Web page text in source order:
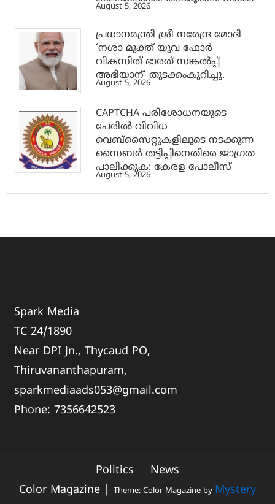
August 5, 2026
പ്രധാനമന്ത്രി ശ്രീ നരേന്ദ്ര മോദി
‘നശാ മുക്ത് യുവ ഫോർ
വികസിത് ഭാരത് സങ്കൽപ്പ്
അഭിയാന്’ തുടക്കംകുറിച്ചു.
August 5, 2026
CAPTCHA പരിശോധനയുടെ
പേരില്‍ വിവിധ
വെബ്സൈറ്റുകളിലൂടെ നടക്കുന്ന
സൈബര്‍ തട്ടിപ്പിനെതിരെ ജാഗ്രത
പാലിക്കുക: കേരള പോലീസ്
August 5, 2026
Spark Media
TC 24/1890
Near DPI Jn., Thycaud PO,
Thiruvananthapuram,
sparkmediaads053@gmail.com
Phone:7356642523
Politics
News
Color Magazine
Theme: Color Magazine by Mystery